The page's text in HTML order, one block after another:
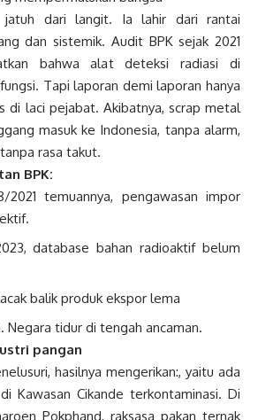
jatuh dari langit. Ia lahir dari rantai
dan sistemik. Audit BPK sejak 2021
bahwa alat deteksi radiasi di
Tapi laporan demi laporan hanya
di laci pejabat. Akibatnya, scrap metal
masuk ke Indonesia, tanpa alarm,
rasa takut.
BPK:
2021 temuannya, pengawasan impor
database bahan radioaktif belum
balik produk ekspor lema
Negara tidur di tengah ancaman.
pangan
hasilnya mengerikan:, yaitu ada
Kawasan Cikande terkontaminasi. Di
Pokphand, raksasa pakan ternak